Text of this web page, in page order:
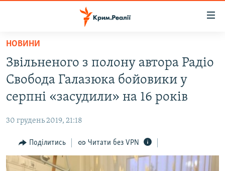
Перейти
основного
матеріалу
до
основної
навігації
Перейти
до
пошуку
ВОДА.КРИМ
ВІДЕО ТА ФОТО
БЛОГИ
ПОГЛЯД
ІНТЕРВ'Ю
НОВИНИ
Звільненого з полону автора Радіо
Свобода Галазюка бойовики у
серпні «засудили» на 16 років
30 грудень 2019, 21:18
Поділитись Читати без VPN